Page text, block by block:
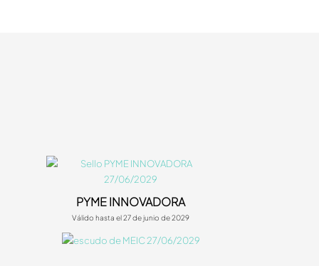
PYME INNOVADORA
Válido hasta el 27 de junio de 2029